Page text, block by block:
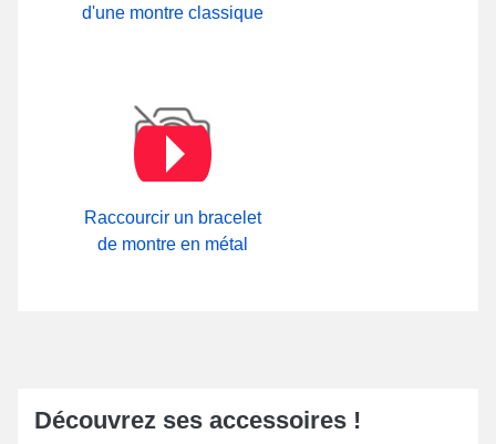
d'une montre classique
Raccourcir un bracelet
de montre en métal
Découvrez ses accessoires !